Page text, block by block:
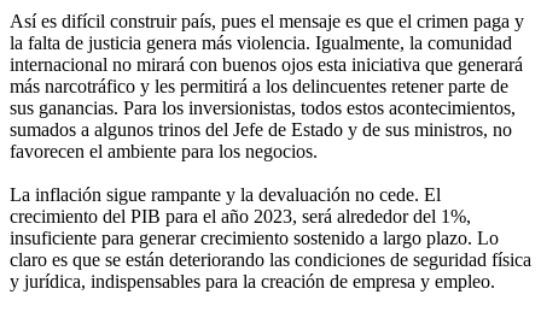
Así es difícil construir país, pues el mensaje es que el crimen paga y
la falta de justicia genera más violencia. Igualmente, la comunidad
internacional no mirará con buenos ojos esta iniciativa que generará
más narcotráfico y les permitirá a los delincuentes retener parte de
sus ganancias. Para los inversionistas, todos estos acontecimientos,
sumados a algunos trinos del Jefe de Estado y de sus ministros, no
favorecen el ambiente para los negocios.
La inflación sigue rampante y la devaluación no cede. El
crecimiento del PIB para el año 2023, será alrededor del 1%,
insuficiente para generar crecimiento sostenido a largo plazo. Lo
claro es que se están deteriorando las condiciones de seguridad física
y jurídica, indispensables para la creación de empresa y empleo.